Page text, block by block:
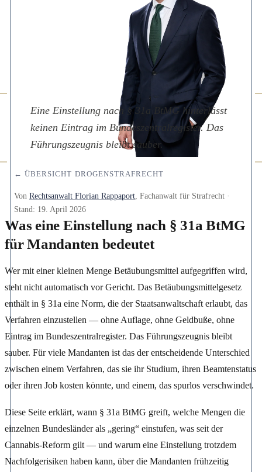
Eine Einstellung nach § 31a BtMG hinterlässt
keinen Eintrag im Bundeszentralregister. Das
Führungszeugnis bleibt sauber.
← ÜBERSICHT DROGENSTRAFRECHT
Von Rechtsanwalt Florian Rappaport , Fachanwalt für Strafrecht ·
Stand: 19. April 2026
Was eine Einstellung nach § 31a BtMG
für Mandanten bedeutet
Wer mit einer kleinen Menge Betäubungsmittel aufgegriffen wird,
steht nicht automatisch vor Gericht. Das Betäubungsmittelgesetz
enthält in § 31a eine Norm, die der Staatsanwaltschaft erlaubt, das
Verfahren einzustellen — ohne Auflage, ohne Geldbuße, ohne
Eintrag im Bundeszentralregister. Das Führungszeugnis bleibt
sauber. Für viele Mandanten ist das der entscheidende Unterschied
zwischen einem Verfahren, das sie ihr Studium, ihren Beamtenstatus
oder ihren Job kosten könnte, und einem, das spurlos verschwindet.
Diese Seite erklärt, wann § 31a BtMG greift, welche Mengen die
einzelnen Bundesländer als „gering“ einstufen, was seit der
Cannabis-Reform gilt — und warum eine Einstellung trotzdem
Nachfolgerisiken haben kann, über die Mandanten frühzeitig